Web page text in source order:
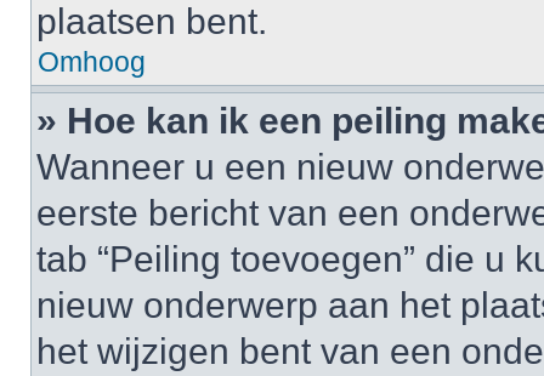
plaatsen bent.
Omhoog
» Hoe kan ik een peiling
Wanneer u een nieuw
eerste bericht van een
tab “Peiling toevoegen” die u
nieuw onderwerp aan het
het wijzigen bent van een